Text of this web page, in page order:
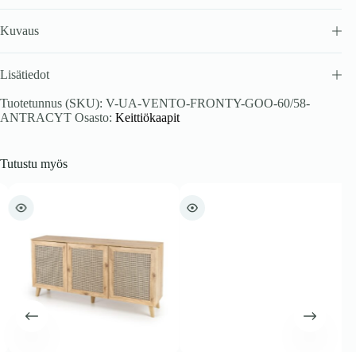
Kuvaus
Lisätiedot
Tuotetunnus (SKU): V-UA-VENTO-FRONTY-GOO-60/58-
ANTRACYT Osasto: Keittiökaapit
Tutustu myös